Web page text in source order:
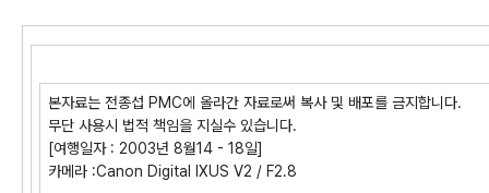
본자료는 전종섭 PMC에 올라간 자료로써 복사 및 배포를 금지합니다.
무단 사용시 법적 책임을 지실수 있습니다.
[여행일자 : 2003년 8월14 - 18일]
카메라 :Canon Digital IXUS V2 / F2.8